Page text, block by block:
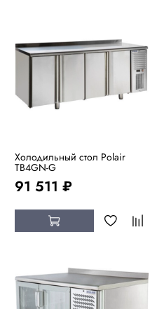
Холодильный стол Polair
TB4GN-G
91 511 ₽